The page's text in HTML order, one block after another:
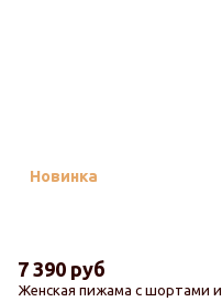
Новинка
Женская пижама с шортами и
7 390 руб